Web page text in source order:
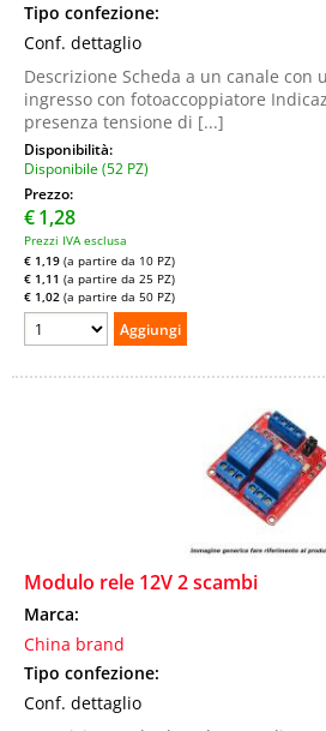
Tipo confezione:
Conf. dettaglio
Descrizione Scheda a un canale con
ingresso con fotoaccoppiatore
presenza tensione di [...]
Disponibilità:
Disponibile (52 PZ)
Prezzo:
€1,28
Prezzi IVA esclusa
€ 1,19 (a partire da 10 PZ)
€ 1,11 (a partire da 25 PZ)
€ 1,02 (a partire da 50 PZ)
Modulo rele 12V 2 scambi
Marca:
China brand
Tipo confezione:
Conf. dettaglio